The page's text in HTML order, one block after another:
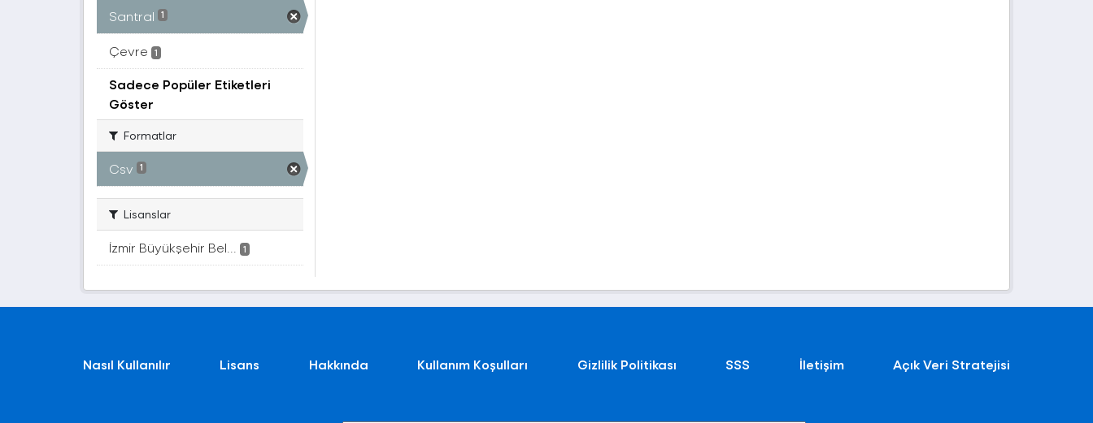
Santral 1
Çevre 1
Sadece Popüler Etiketleri
Göster
Formatlar
Csv 1
Lisanslar
İzmir Büyükşehir Bel... 1
Nasıl Kullanılır Lisans Hakkında Kullanım Koşulları Gizlilik Politikası SSS İletişim Açık Veri Stratejisi